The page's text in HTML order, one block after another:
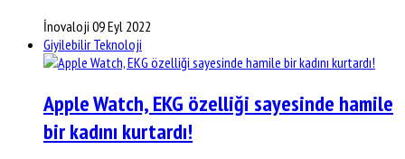
İnovaloji 09 Eyl 2022
Giyilebilir Teknoloji
Apple Watch, EKG özelliği sayesinde hamile
bir kadını kurtardı!